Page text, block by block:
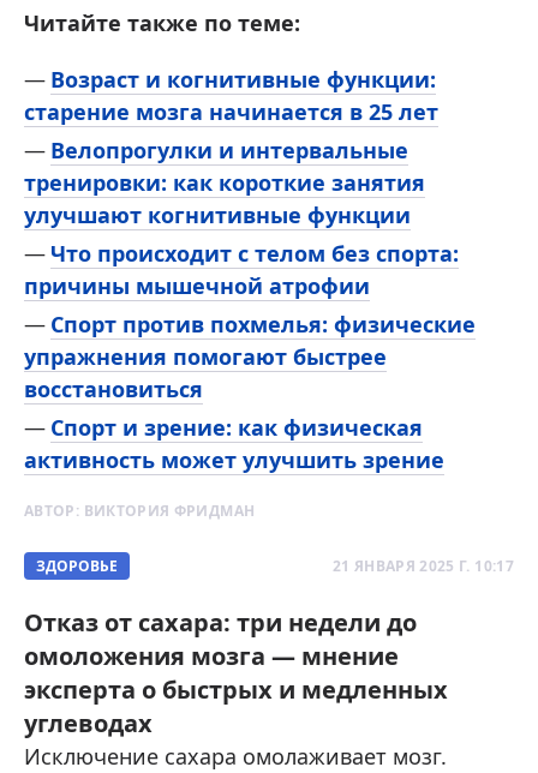
Читайте также по теме:
Возраст и когнитивные функции:
старение мозга начинается в 25 лет
Велопрогулки и интервальные
тренировки: как короткие занятия
улучшают когнитивные функции
Что происходит с телом без спорта:
причины мышечной атрофии
Спорт против похмелья: физические
упражнения помогают быстрее
восстановиться
Спорт и зрение: как физическая
активность может улучшить зрение
АВТОР: ВИКТОРИЯ ФРИДМАН
ЗДОРОВЬЕ 21 ЯНВАРЯ 2025 Г. 10:17
Отказ от сахара: три недели до
омоложения мозга — мнение
эксперта о быстрых и медленных
углеводах
Исключение сахара омолаживает мозг.